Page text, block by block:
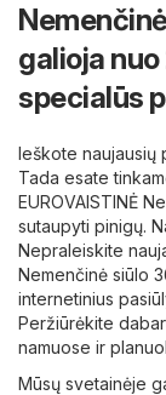
galioja
specialūs
Ieškote naujausių
Tada esate
EUROVAISTINĖ
sutaupyti pinigų.
Nepraleiskite
Nemenčinė siūlo
internetinius
Peržiūrėkite
namuose ir
Mūsų svetainėje